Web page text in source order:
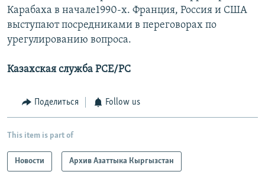
Карабаха в начале1990-х. Франция, Россия и США
выступают посредниками в переговорах по
урегулированию вопроса.
Казахская служба РСЕ/РС
Поделиться Follow us
This item is part of
Новости Архив Азаттыка Кыргызстан